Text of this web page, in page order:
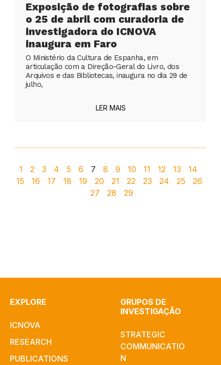
Exposição de fotografias sobre
o 25 de abril com curadoria de
investigadora do ICNOVA
inaugura em Faro
O Ministério da Cultura de Espanha, em
articulação com a Direção-Geral do Livro, dos
Arquivos e das Bibliotecas, inaugura no dia 29 de
julho,
LER MAIS
1 2 3 4 5 6 7 8 9 10 11 12 13
14
15
16 17 18 19 20 21 22 23 24 25
26
27
28 29
EXPLORE
ICNOVA
RESEARCH
PUBLICATIONS
GRUPOS DE
INVESTIGAÇÃO
STRATEGIC
COMMUNICATIO
N